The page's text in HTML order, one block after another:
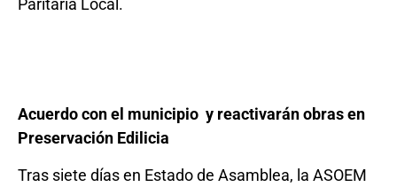
Paritaria Local.
Acuerdo con el municipio y reactivarán obras en
Preservación Edilicia
Tras siete días en Estado de Asamblea, la ASOEM